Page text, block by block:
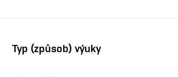
Typ (způsob) výuky